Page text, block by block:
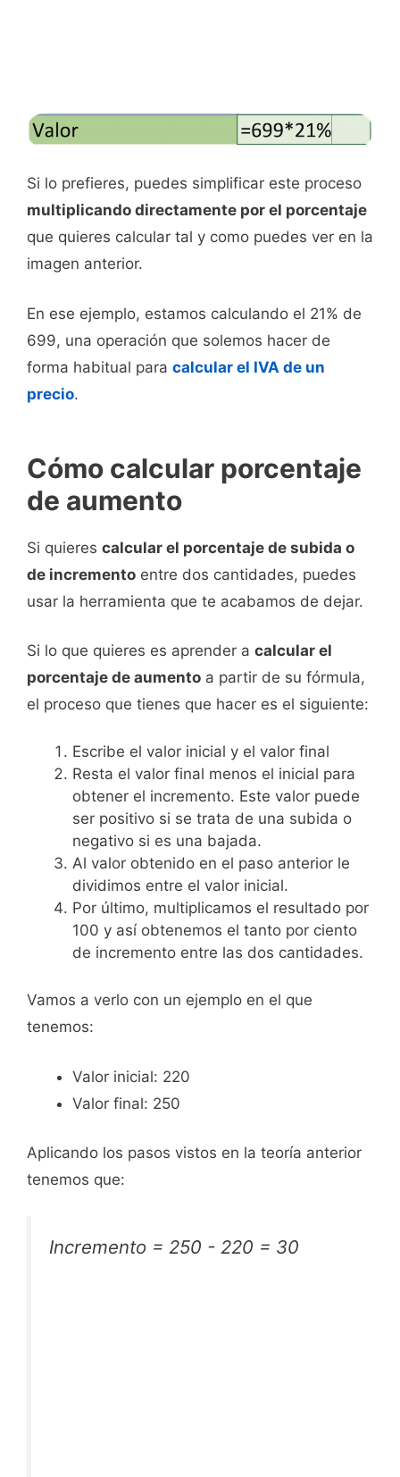
Si lo prefieres, puedes simplificar este proceso
multiplicando directamente por el porcentaje
que quieres calcular tal y como puedes ver en la
imagen anterior.
En ese ejemplo, estamos calculando el 21% de
699, una operación que solemos hacer de
forma habitual para calcular el IVA de un
precio.
Cómo calcular porcentaje
de aumento
Si quieres calcular el porcentaje de subida o
de incremento entre dos cantidades, puedes
usar la herramienta que te acabamos de dejar.
Si lo que quieres es aprender a calcular el
porcentaje de aumento a partir de su fórmula,
el proceso que tienes que hacer es el siguiente:
Escribe el valor inicial y el valor final
Resta el valor final menos el inicial para
obtener el incremento. Este valor puede
ser positivo si se trata de una subida o
negativo si es una bajada.
Al valor obtenido en el paso anterior le
dividimos entre el valor inicial.
Por último, multiplicamos el resultado por
100 y así obtenemos el tanto por ciento
de incremento entre las dos cantidades.
Vamos a verlo con un ejemplo en el que
tenemos:
Valor inicial: 220
Valor final: 250
Aplicando los pasos vistos en la teoría anterior
tenemos que:
Incremento = 250 - 220 = 30